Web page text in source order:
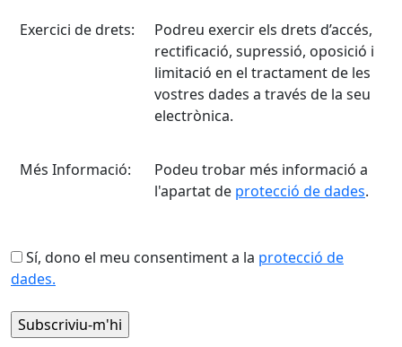
Exercici de drets:
Podreu exercir els drets d’accés,
rectificació, supressió, oposició i
limitació en el tractament de les
vostres dades a través de la seu
electrònica.
Més Informació:
Podeu trobar més informació a
l'apartat de protecció de dades.
Sí, dono el meu consentiment a la protecció de
dades.